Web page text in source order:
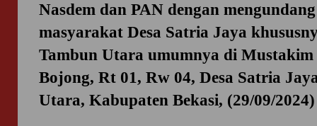
Nasdem dan PAN dengan
masyarakat Desa Satria Jaya
Tambun Utara umumnya di
Bojong, Rt 01, Rw 04, Desa Satria
Utara, Kabupaten Bekasi, (29/09/